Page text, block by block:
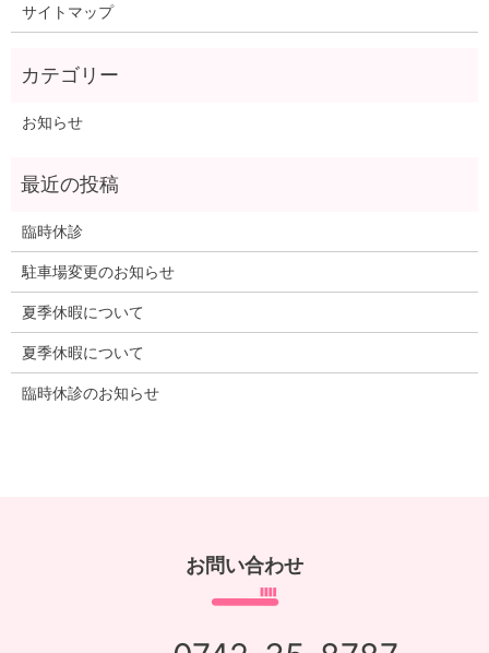
サイトマップ
お知らせ
臨時休診
駐車場変更のお知らせ
夏季休暇について
夏季休暇について
臨時休診のお知らせ
お問い合わせ